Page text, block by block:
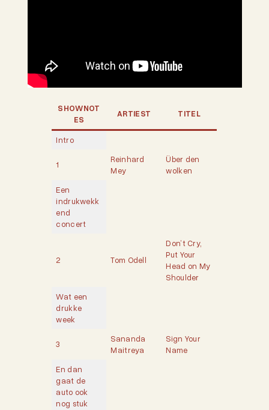
SHOWNOT
ES
ARTIEST TITEL
Intro
1
Reinhard
Mey
Über den
wolken
Een
indrukwekk
end
concert
2 Tom Odell
Don’t Cry,
Put Your
Head on My
Shoulder
Wat een
drukke
week
3
Sananda
Maitreya
Sign Your
Name
En dan
gaat de
auto ook
nog stuk